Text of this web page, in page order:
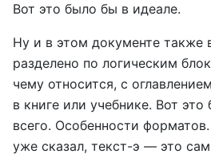
Вот это было бы в идеале.
Ну и в этом документе также
разделено по логическим
чему относится, с
в книге или учебнике. Вот
всего. Особенности
уже сказал, текст-э — это